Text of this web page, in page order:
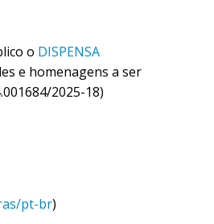
o DISPENSA
e homenagens a ser
2025-18)
pt-br)